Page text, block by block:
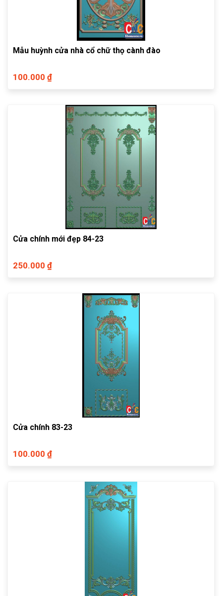
Mẫu huỳnh cửa nhà cổ chữ thọ cành đào
100.000 ₫
Cửa chính mới đẹp 84-23
250.000 ₫
Cửa chính 83-23
100.000 ₫